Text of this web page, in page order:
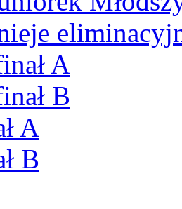
A
B
A
B